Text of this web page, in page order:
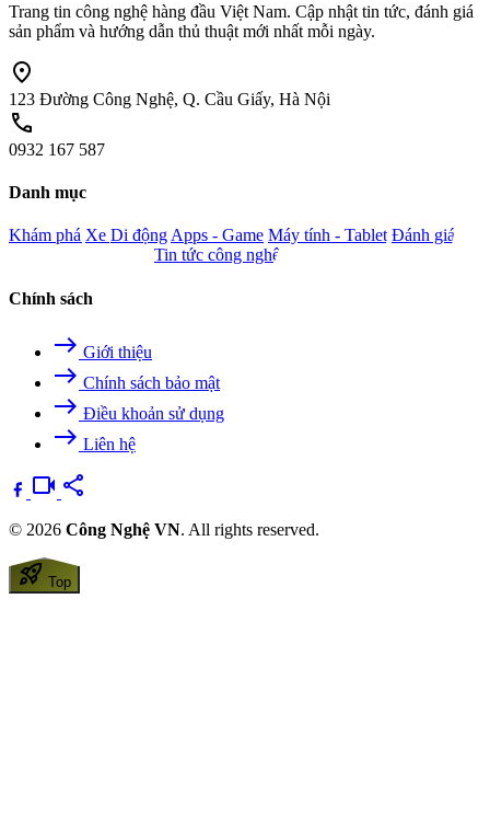
Trang tin công nghệ hàng đầu Việt Nam. Cập nhật tin tức, đánh giá
sản phẩm và hướng dẫn thủ thuật mới nhất mỗi ngày.
location_on
123 Đường Công Nghệ, Q. Cầu Giấy, Hà Nội
call
0932 167 587
Danh mục
Khám phá Xe Di độngApps - Game Máy tính - Tablet Đánh giá
Tin tức công nghệ
Chính sách
east Giới thiệu
east Chính sách bảo mật
east Điều khoản sử dụng
east Liên hệ
videocam share
© 2026 Công Nghệ VN. All rights reserved.
rocket_launch Top